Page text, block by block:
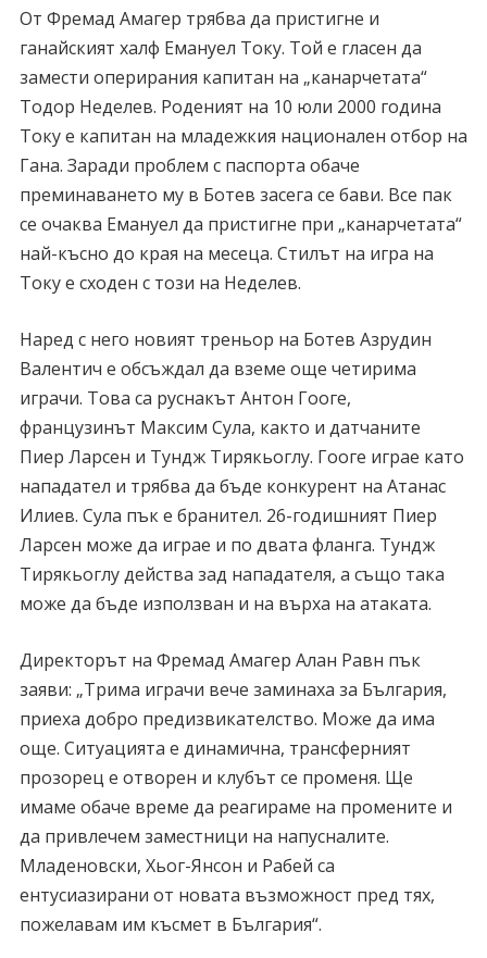
От Фремад Амагер трябва да пристигне и
ганайският халф Емануел Току. Той е гласен да
замести оперирания капитан на „канарчетата“
Тодор Неделев. Роденият на 10 юли 2000 година
Току е капитан на младежкия национален отбор на
Гана. Заради проблем с паспорта обаче
преминаването му в Ботев засега се бави. Все пак
се очаква Емануел да пристигне при „канарчетата“
най-късно до края на месеца. Стилът на игра на
Току е сходен с този на Неделев.
Наред с него новият треньор на Ботев Азрудин
Валентич е обсъждал да вземе още четирима
играчи. Това са руснакът Антон Гооге,
французинът Максим Сула, както и датчаните
Пиер Ларсен и Тундж Тирякьоглу. Гооге играе като
нападател и трябва да бъде конкурент на Атанас
Илиев. Сула пък е бранител. 26-годишният Пиер
Ларсен може да играе и по двата фланга. Тундж
Тирякьоглу действа зад нападателя, а също така
може да бъде използван и на върха на атаката.
Директорът на Фремад Амагер Алан Равн пък
заяви: „Трима играчи вече заминаха за България,
приеха добро предизвикателство. Може да има
още. Ситуацията е динамична, трансферният
прозорец е отворен и клубът се променя. Ще
имаме обаче време да реагираме на промените и
да привлечем заместници на напусналите.
Младеновски, Хьог-Янсон и Рабей са
ентусиазирани от новата възможност пред тях,
пожелавам им късмет в България“.